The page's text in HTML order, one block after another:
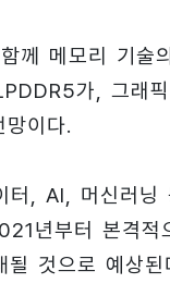
메모리 기술
가, 그래
이다.
, AI, 머신러닝
년부터 본격
것으로 예상된